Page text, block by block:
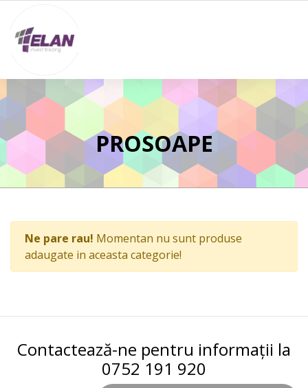
PROSOAPE
Ne pare rau! Momentan nu sunt produse
adaugate in aceasta categorie!
Contactează-ne pentru informații la
0752 191 920